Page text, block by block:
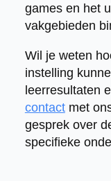
games en het
vakgebieden
Wil je weten
instelling
leerresultaten
contactmet
gesprek over
specifieke